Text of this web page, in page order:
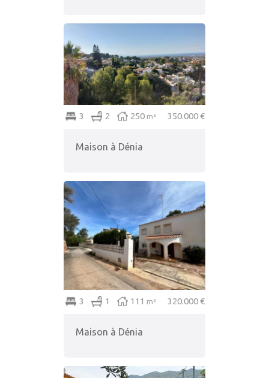
3 2 250 m² 350.000 €
Maison à Dénia
3 1 111 m² 320.000 €
Maison à Dénia